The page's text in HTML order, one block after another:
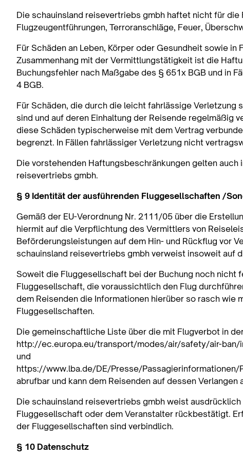
Die schauinsland reisevertriebs gmbh haftet nicht für
Flugzeugentführungen, Terroranschläge, Feuer,
Für Schäden an Leben, Körper oder Gesundheit sowie
Zusammenhang mit der Vermittlungstätigkeit ist die
Buchungsfehler nach Maßgabe des § 651x BGB und in
4 BGB.
Für Schäden, die durch die leicht fahrlässige
sind und auf deren Einhaltung der Reisende regelmäßig
diese Schäden typischerweise mit dem Vertrag
begrenzt. In Fällen fahrlässiger Verletzung nicht
Die vorstehenden Haftungsbeschränkungen gelten
reisevertriebs gmbh.
§ 9 Identität der ausführenden Fluggesellschaften /
Gemäß der EU-Verordnung Nr. 2111/05 über die
hiermit auf die Verpflichtung des Vermittlers von
Beförderungsleistungen auf dem Hin- und Rückflug vor
schauinsland reisevertriebs gmbh verweist insoweit auf
Soweit die Fluggesellschaft bei der Buchung noch nicht
Fluggesellschaft, die voraussichtlich den Flug
dem Reisenden die Informationen hierüber so rasch wie
Fluggesellschaften.
Die gemeinschaftliche Liste über die mit Flugverbot in
http://ec.europa.eu/transport/modes/air/safety/air-ban/
und
https://www.lba.de/DE/Presse/Passagierinformationen/
abrufbar und kann dem Reisenden auf dessen Verlangen
Die schauinsland reisevertriebs gmbh weist
Fluggesellschaft oder dem Veranstalter rückbestätigt.
der Fluggesellschaften sind verbindlich.
§ 10 Datenschutz